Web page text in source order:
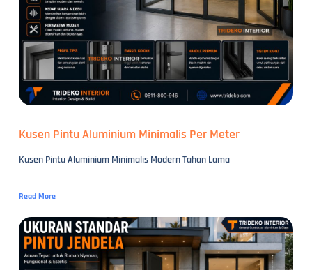
Kusen Pintu Aluminium Minimalis Per Meter
Kusen Pintu Aluminium Minimalis Modern Tahan Lama
Read More